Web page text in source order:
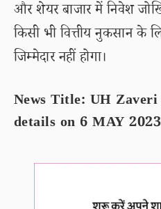
और शेयर बाजार में निवेश
किसी भी वित्तीय नुकसान के
जिम्मेदार नहीं होगा।
News Title: UH Zaveri
details on 6 MAY